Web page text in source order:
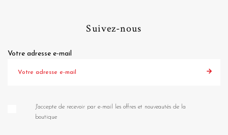
Suivez-nous
Votre adresse e-mail
J'accepte de recevoir par e-mail les offres et nouveautés de la
boutique